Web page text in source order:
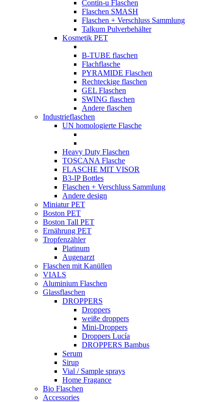
Contin-u Flaschen
Flaschen SMASH
Flaschen + Verschluss Sammlung
Talkum Pulverbehälter
Kosmetik PET
B-TUBE flaschen
Flachflasche
PYRAMIDE Flaschen
Rechteckige flaschen
GEL Flaschen
SWING flaschen
Andere flaschen
Industrieflaschen
UN homologierte Flasche
Heavy Duty Flaschen
TOSCANA Flasche
FLASCHE MIT VISOR
B3-IP Bottles
Flaschen + Verschluss Sammlung
Andere design
Miniatur PET
Boston PET
Boston Tall PET
Ernährung PET
Tropfenzähler
Platinum
Augenarzt
Flaschen mit Kanüllen
VIALS
Aluminium Flaschen
Glassflaschen
DROPPERS
Droppers
weiße droppers
Mini-Droppers
Droppers Lucía
DROPPERS Bambus
Serum
Sirup
Vial / Sample sprays
Home Fragance
Bio Flaschen
Accessories